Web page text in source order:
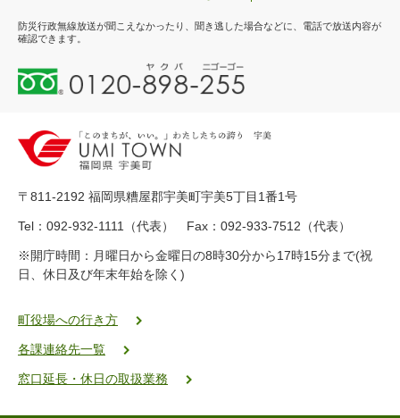
防災行政無線放送が聞こえなかったり、聞き逃した場合などに、電話で放送内容が
確認できます。
0
1
-
8
-
5
5
ク
二
ゴ
〒811-2192 福岡県糟屋郡宇美町宇美5丁目1番1号
Tel：092-932-1111（代表） Fax：092-933-7512（代表）
※開庁時間：月曜日から金曜日の8時30分から17時15分まで(祝
日、休日及び年末年始を除く)
町役場への行き方
各課連絡先一覧
窓口延長・休日の取扱業務